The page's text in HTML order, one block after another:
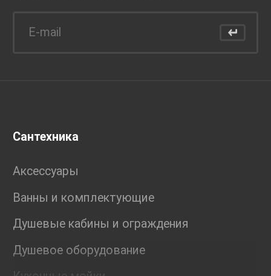
Сантехника
Аксессуары
Ванны и комплектующие
Душевые кабины и ограждения
Душевое оборудование